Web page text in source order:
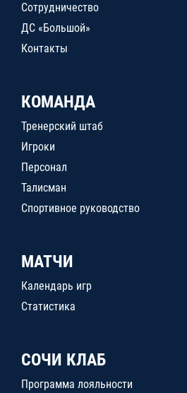
Сотрудничество
ДС «Большой»
Контакты
КОМАНДА
Тренерский штаб
Игроки
Персонал
Талисман
Спортивное руководство
МАТЧИ
Календарь игр
Статистика
СОЧИ КЛАБ
Программа лояльности